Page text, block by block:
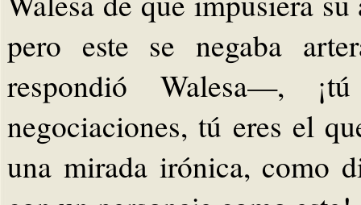
pero este se negaba
respondió Walesa—,
negociaciones, tú eres el
una mirada irónica, como